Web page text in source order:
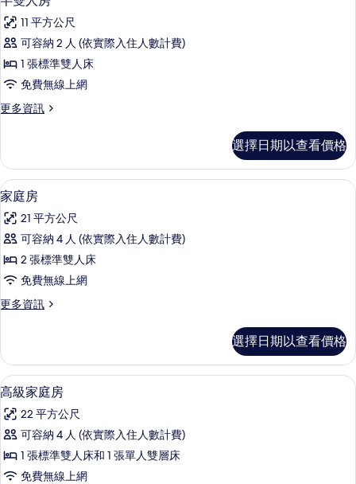
片
詳
情
示
半
雙
人
的
有
相
片
11 平方公尺
可容納 2 人 (依實際入住人數計費)
1 張標準雙人床
免費無線上網
更多資訊
更
人
房
的
詳
情
選擇日期以查看價格
顯
示
家
庭
房
所
相
片
家庭房 | 客房內保險箱、熨斗/熨衣板
7
家庭房
21 平方公尺
可容納 4 人 (依實際入住人數計費)
2 張標準雙人床
免費無線上網
更多資訊
更
房
的
詳
選擇日期以查看價格
顯
示
高
級
家
高級家庭房 | 客房內保險箱、熨斗/熨
6
高級家庭房
22 平方公尺
可容納 4 人 (依實際入住人數計費)
1 張標準雙人床和 1 張單人雙層床
免費無線上網